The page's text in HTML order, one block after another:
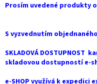
Prosím uvedené produkty
S vyzvednutím
SKLADOVÁ DOSTUPNOST
skladovou dostupností e-
e-SHOP využívá k expedici